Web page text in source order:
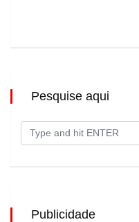
Pesquise aqui
Publicidade